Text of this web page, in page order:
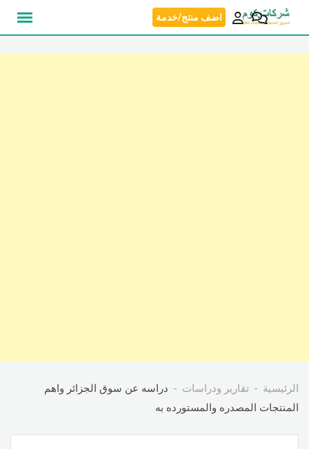
انتقل
اضف منتج/خدمة
الرئيسية تقارير ودراسات
دراسه عن سوق الجزائر واهم
المنتجات المصدره والمستورده به